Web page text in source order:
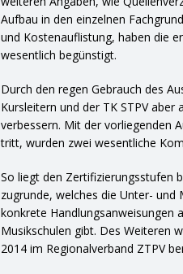
Aufbau in den einzelnen
und Kostenauflistung, haben die
wesentlich begünstigt.
Durch den regen Gebrauch des
Kursleitern und der TK STPV
verbessern. Mit der vorliegenden
tritt, wurden zwei wesentliche
So liegt den Zertifizierungsstufen
zugrunde, welches die Unter-
konkrete Handlungsanweisungen
Musikschulen gibt. Des Weiteren
2014 im Regionalverband ZTPV